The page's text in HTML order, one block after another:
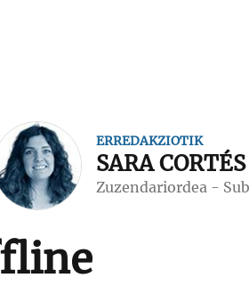
ERREDAKZIOTIK
SARA CORTÉS
Zuzendariordea -